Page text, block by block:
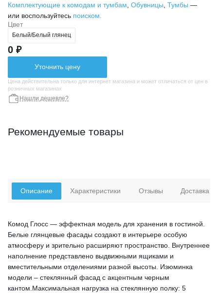
Комплектующие к комодам и тумбам Обувницы Тумбы —
или воспользуйтесь поиском.
Цвет
Белый/Белый глянец
0 ₽
Уточнить цену
Цена действительна только для интернет магазина и может отличаться от цен в
розничных магазинах
Нашли дешевле?
Рекомендуемые товары
Описание
Комод Глосс — эффектная модель для хранения в гостиной.
Белые глянцевые фасады создают в интерьере особую
атмосферу и зрительно расширяют пространство. Внутреннее
наполнение представлено выдвижными ящиками и
вместительными отделениями разной высоты. Изюминка
модели – стеклянный фасад с акцентным черным
кантом.Максимальная нагрузка на стеклянную полку: 5
Характеристики Отзывы Доставка